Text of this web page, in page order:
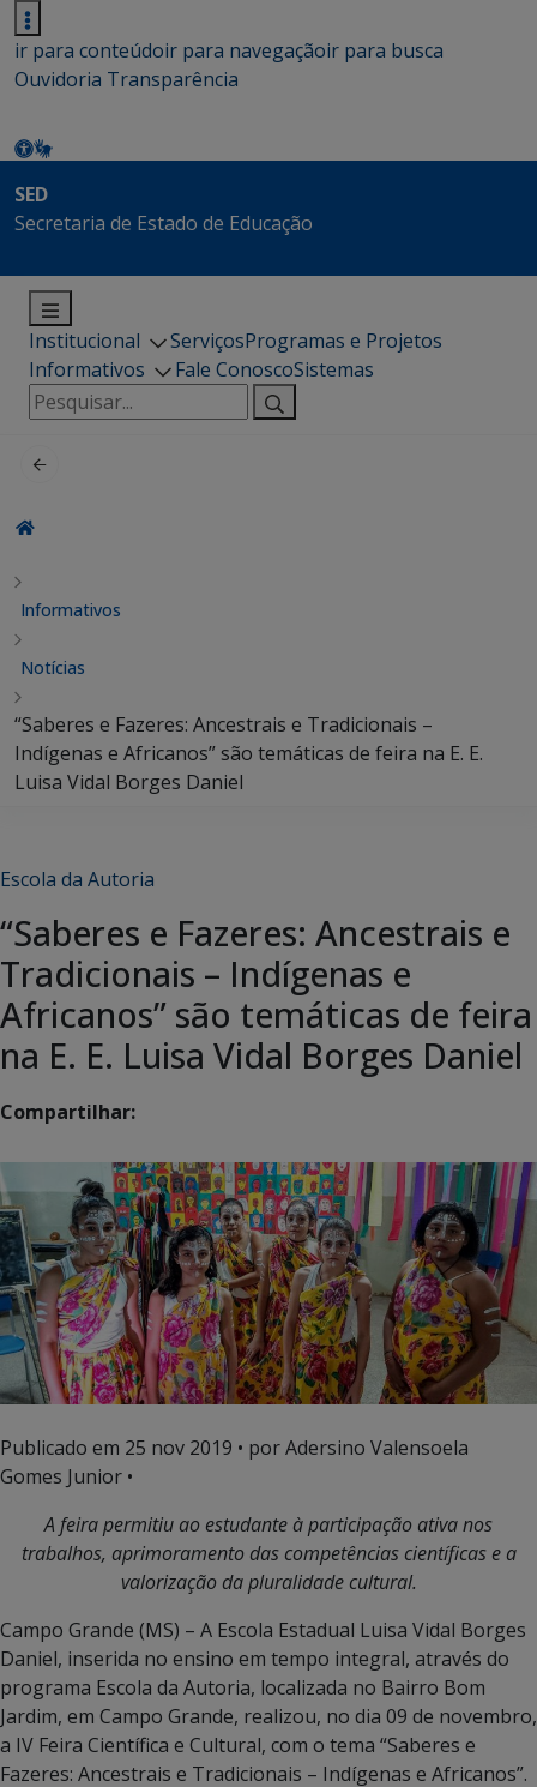
ir para conteúdoir para navegaçãoir para busca
Ouvidoria Transparência
SED
Secretaria de Estado de Educação
Institucional ServiçosProgramas e Projetos
Informativos
Fale ConoscoSistemas
Pesquisar
por:
Informativos
Notícias
“Saberes e Fazeres: Ancestrais e Tradicionais –
Indígenas e Africanos” são temáticas de feira na E. E.
Luisa Vidal Borges Daniel
Escola da Autoria
“Saberes e Fazeres: Ancestrais e
Tradicionais – Indígenas e
Africanos” são temáticas de feira
na E. E. Luisa Vidal Borges Daniel
Compartilhar:
Publicado em 25 nov 2019 • por Adersino Valensoela
Gomes Junior •
A feira permitiu ao estudante à participação ativa nos
trabalhos, aprimoramento das competências científicas e a
valorização da pluralidade cultural.
Campo Grande (MS) – A Escola Estadual Luisa Vidal Borges
Daniel, inserida no ensino em tempo integral, através do
programa Escola da Autoria, localizada no Bairro Bom
Jardim, em Campo Grande, realizou, no dia 09 de novembro,
a IV Feira Científica e Cultural, com o tema “Saberes e
Fazeres: Ancestrais e Tradicionais – Indígenas e Africanos”.